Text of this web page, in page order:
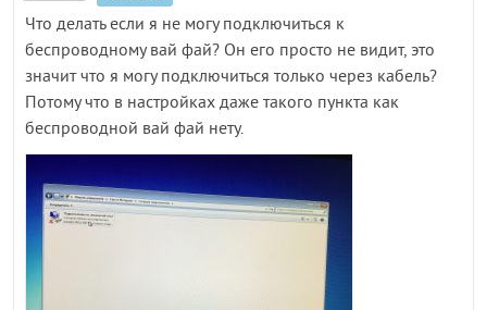
Что делать если я не могу подключиться к
беспроводному вай фай? Он его просто не видит, это
значит что я могу подключиться только через кабель?
Потому что в настройках даже такого пункта как
беспроводной вай фай нету.